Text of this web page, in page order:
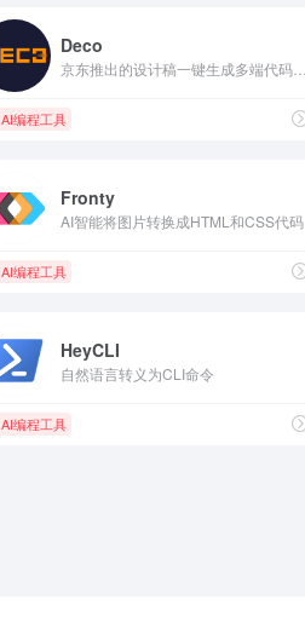
Deco
京东推出的设计稿一键生成多端代码工具
AI编程工具
Fronty
AI智能将图片转换成HTML和CSS代码
AI编程工具
HeyCLI
自然语言转义为CLI命令
AI编程工具